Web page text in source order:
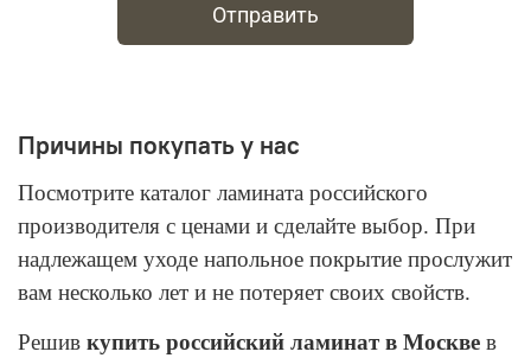
Отправить
Причины покупать у нас
Посмотрите каталог ламината российского
производителя с ценами и сделайте выбор. При
надлежащем уходе напольное покрытие прослужит
вам несколько лет и не потеряет своих свойств.
Решив купить российский ламинат в Москве в